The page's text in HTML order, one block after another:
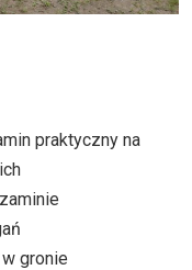
praktyczny na
gronie